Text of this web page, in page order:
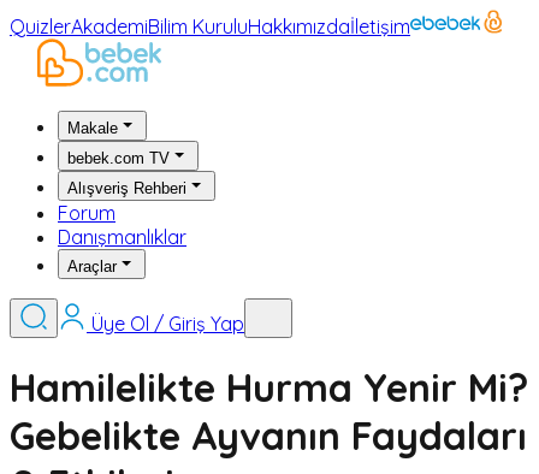
QuizlerAkademiBilim KuruluHakkımızdaİletişim
Makale
bebek.com TV
Alışveriş Rehberi
Forum
Danışmanlıklar
Araçlar
Üye Ol / Giriş Yap
Hamilelikte Hurma Yenir Mi?
Gebelikte Ayvanın Faydaları